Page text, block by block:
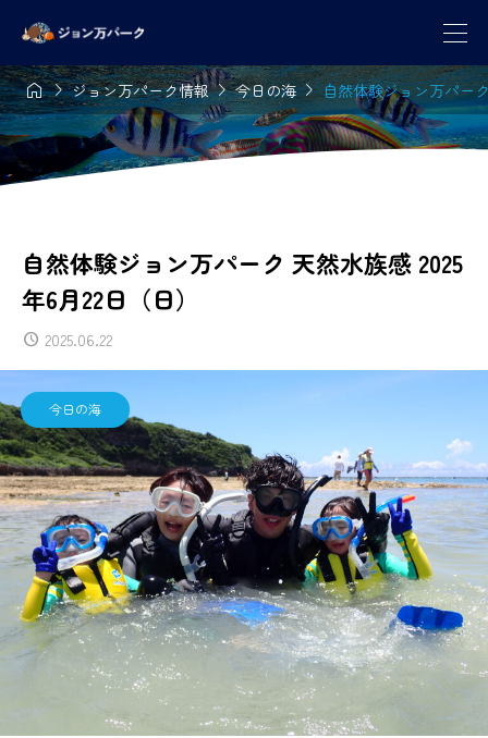
ジョン万パーク情報今日の海自然体験ジョン万パー
自然体験ジョン万パーク 天然水族感 2025
年6月22日（日）
2025.06.22
今日の海